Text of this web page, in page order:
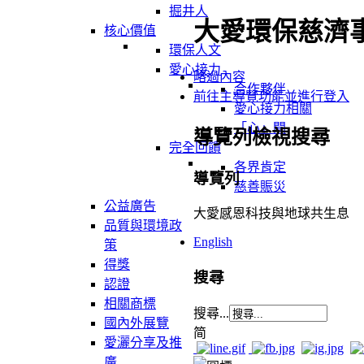
掘井人
核心價值
環保人文
愛心接力
合作夥伴
愛心接力相關
「心」聞
完全回饋
各界肯定
慈善賑災
公益廣告
品質與環境政
策
得獎
認證
相關商標
國內外展覽
愛灑分享及推
大愛環保慈濟
略過內容
前往主導覽功能並進行登入
導覽列檢視搜尋
導覽列
大愛感恩科技與地球共生息
English
搜尋
搜尋...
简